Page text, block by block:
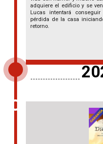
adquiere el edificio y se
Lucas intentará
pérdida de la casa
retorno.